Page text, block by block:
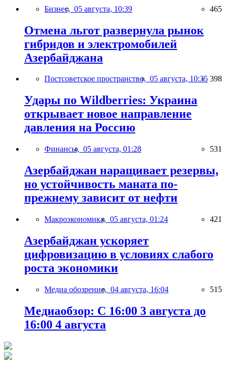
Бизнес, 05 августа, 10:39 465
Отмена льгот развернула рынок
гибридов и электромобилей
Азербайджана
Постсоветское пространство, 05 августа, 10:35 398
Удары по Wildberries: Украина
открывает новое направление
давления на Россию
Финансы, 05 августа, 01:28 531
Азербайджан наращивает резервы,
но устойчивость маната по-
прежнему зависит от нефти
Макроэкономика, 05 августа, 01:24 421
Азербайджан ускоряет
цифровизацию в условиях слабого
роста экономики
Медиа обозрение, 04 августа, 16:04 515
Медиаобзор: С 16:00 3 августа до
16:00 4 августа